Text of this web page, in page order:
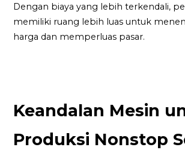
Dengan biaya yang lebih terkendali,
memiliki ruang lebih luas untuk
harga dan memperluas pasar.
Keandalan Mesin
Produksi Nonstop